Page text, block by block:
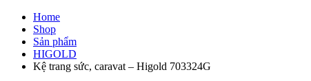
Home
Shop
Sản phẩm
HIGOLD
Kệ trang sức, caravat – Higold 703324G